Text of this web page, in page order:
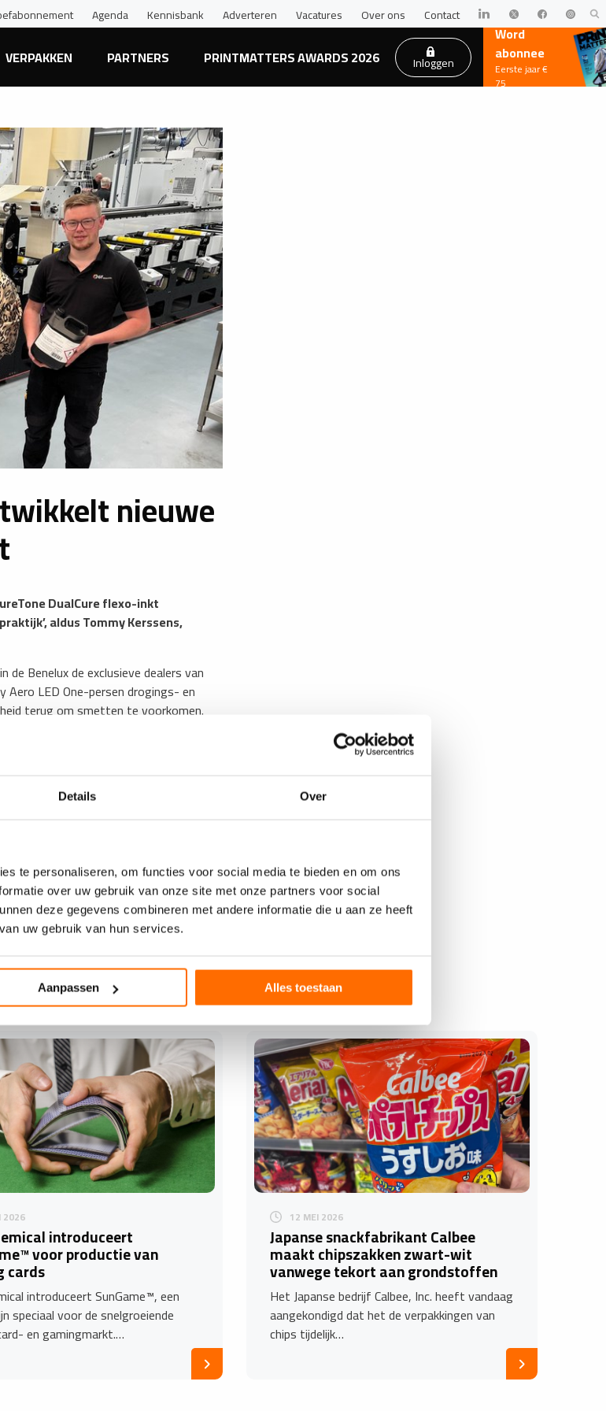
Details Over
te personaliseren, om functies voor social media te bieden en om ons
over uw gebruik van onze site met onze partners voor social
deze gegevens combineren met andere informatie die u aan ze heeft
uw gebruik van hun services.
Aanpassen Alles toestaan
Agenda Kennisbank Adverteren Vacatures Over ons Contact
VERPAKKEN PARTNERS PRINTMATTERS AWARDS 2026 Inloggen
Word
abonnee
Eerste jaar €
75
nieuwe
DualCure flexo-inkt
aldus Tommy Kerssens,
Benelux de exclusieve dealers van
Aero LED One-persen drogings- en
terug om smetten te voorkomen.
Labels in Schoonebeek, bij AtéCé
zoek gegaan naar een oplossing’,
inkt ontwikkeld en bij ons
op volle snelheid draaien en daar zijn
en zoon Luke Talen (GT Etiketten en
je inbox
2026
introduceert
voor productie van
cards
introduceert SunGame™, een
speciaal voor de snelgroeiende
en gamingmarkt.…
12 MEI 2026
Japanse snackfabrikant Calbee
maakt chipszakken zwart-wit
vanwege tekort aan grondstoffen
Het Japanse bedrijf Calbee, Inc. heeft vandaag
aangekondigd dat het de verpakkingen van
chips tijdelijk…